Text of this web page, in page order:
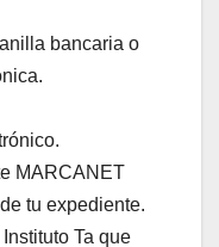
bancaria o
MARCANET
tu expediente.
Ta que